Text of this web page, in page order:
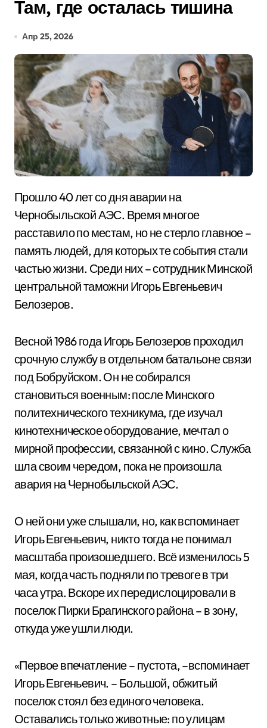
Там, где осталась тишина
Апр 25, 2026
Прошло 40 лет со дня аварии на
Чернобыльской АЭС. Время многое
расставило по местам, но не стерло главное –
память людей, для которых те события стали
частью жизни. Среди них – сотрудник Минской
центральной таможни Игорь Евгеньевич
Белозеров.
Весной 1986 года Игорь Белозеров проходил
срочную службу в отдельном батальоне связи
под Бобруйском. Он не собирался
становиться военным: после Минского
политехнического техникума, где изучал
кинотехническое оборудование, мечтал о
мирной профессии, связанной с кино. Служба
шла своим чередом, пока не произошла
авария на Чернобыльской АЭС.
О ней они уже слышали, но, как вспоминает
Игорь Евгеньевич, никто тогда не понимал
масштаба произошедшего. Всё изменилось 5
мая, когда часть подняли по тревоге в три
часа утра. Вскоре их передислоцировали в
поселок Пирки Брагинского района – в зону,
откуда уже ушли люди.
«Первое впечатление – пустота, –вспоминает
Игорь Евгеньевич. – Большой, обжитый
поселок стоял без единого человека.
Оставались только животные: по улицам